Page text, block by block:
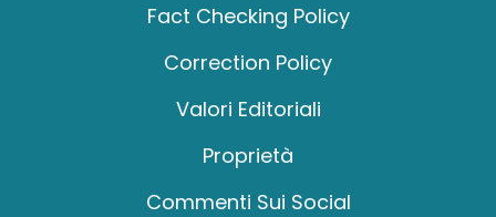
Fact Checking Policy
Correction Policy
Valori Editoriali
Proprietà
Commenti Sui Social